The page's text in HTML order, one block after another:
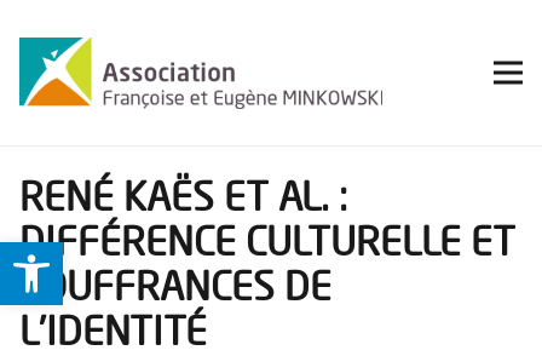
Ouvrir la barre d’outils
RENÉ KAËS ET AL. :
DIFFÉRENCE CULTURELLE ET
SOUFFRANCES DE
L’IDENTITÉ